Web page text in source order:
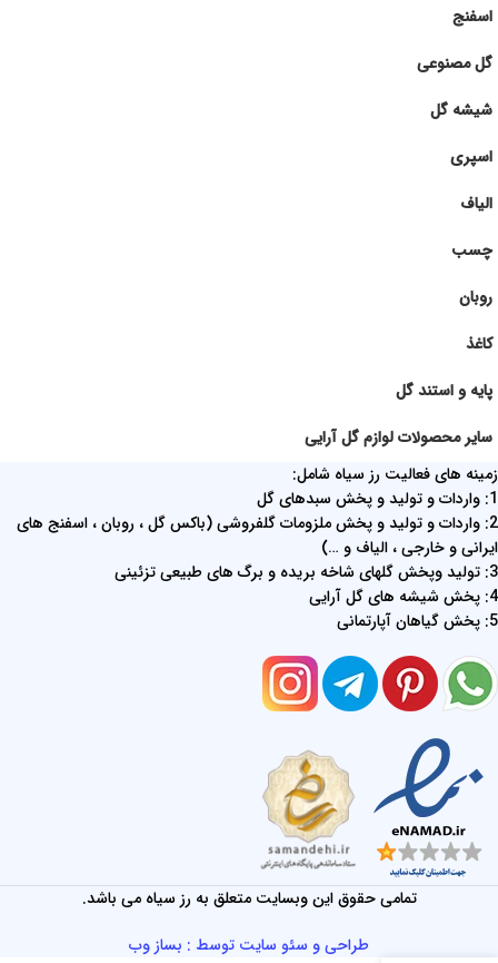
اسفنج
گل مصنوعی
شیشه گل
اسپری
الیاف
چسب
روبان
کاغذ
پایه و استند گل
سایر محصولات لوازم گل آرایی
زمینه های فعالیت رز سیاه شامل:
1: واردات و تولید و پخش سبدهای گل
2: واردات و تولید و پخش ملزومات گلفروشی (باکس گل ، روبان ، اسفنج های
ایرانی و خارجی ، الیاف و …)
3: تولید وپخش گلهای شاخه بریده و برگ های طبیعی تزئینی
4: پخش شیشه های گل آرایی
5: پخش گیاهان آپارتمانی
تمامی حقوق این وبسایت متعلق به رز سیاه می باشد.
طراحی و سئو سایت توسط : بساز وب